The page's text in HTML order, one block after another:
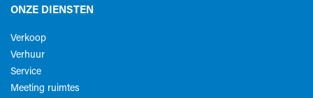
ONZE DIENSTEN
Verkoop
Verhuur
Service
Meeting ruimtes